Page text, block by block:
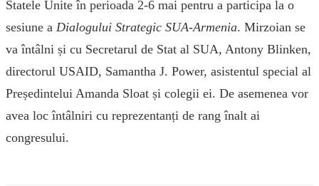
Statele Unite în perioada 2-6 mai pentru a participa la o
sesiune a Dialogului Strategic SUA-Armenia. Mirzoian se
va întâlni și cu Secretarul de Stat al SUA, Antony Blinken,
directorul USAID, Samantha J. Power, asistentul special al
Președintelui Amanda Sloat și colegii ei. De asemenea vor
avea loc întâlniri cu reprezentanți de rang înalt ai
congresului.